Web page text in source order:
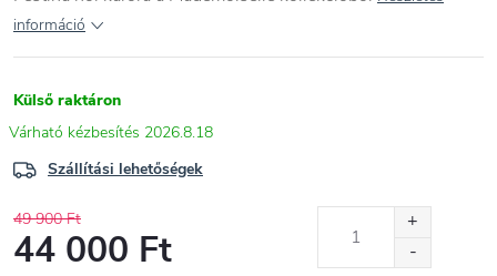
információ
Külső raktáron
2026.8.18
Szállítási lehetőségek
49 900 Ft
44 000 Ft